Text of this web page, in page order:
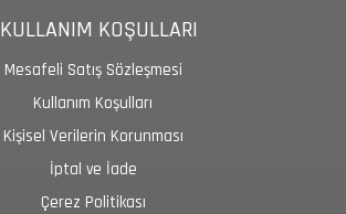
KULLANIM KOŞULLARI
Mesafeli Satış Sözleşmesi
Kullanım Koşulları
Kişisel Verilerin Korunması
İptal ve İade
Çerez Politikası